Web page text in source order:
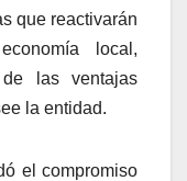
que reactivarán
local,
de las ventajas
la entidad.
el compromiso